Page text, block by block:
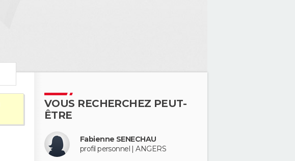
VOUS RECHERCHEZ PEUT-
ÊTRE
Fabienne SENECHAU
profil personnel | ANGERS